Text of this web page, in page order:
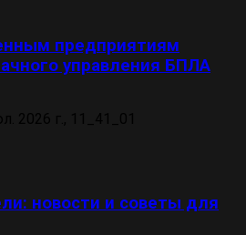
предприятиям
управления БПЛА
новости и советы для